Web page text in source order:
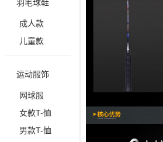
羽毛球鞋
成人款
儿童款
运动服饰
网球服
女款T-恤
男款T-恤